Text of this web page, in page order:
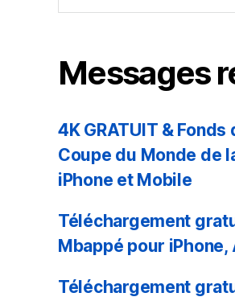
Messages
4K GRATUIT &
Coupe du Monde de
iPhone et Mobile
Téléchargement
Mbappé pour
Téléchargement